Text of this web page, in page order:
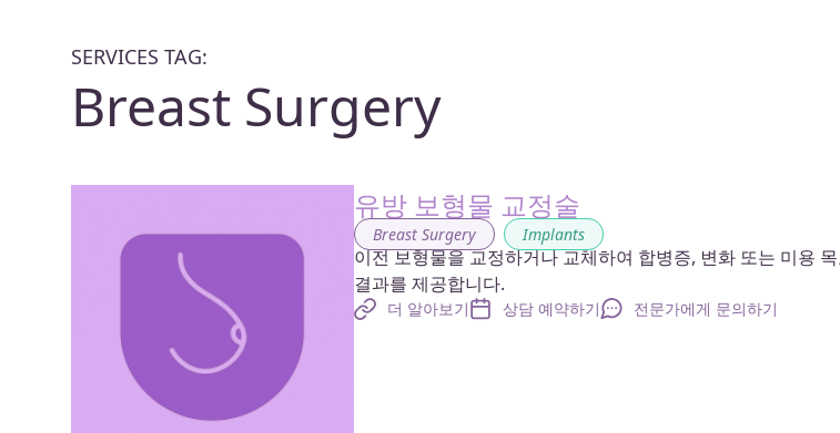
SERVICES TAG:
Breast Surgery
유방 보형물 교정술
Breast Surgery , Implants
이전 보형물을 교정하거나 교체하여 합병증, 변화 또는 미용
결과를 제공합니다.
더 알아보기 상담 예약하기 전문가에게 문의하기